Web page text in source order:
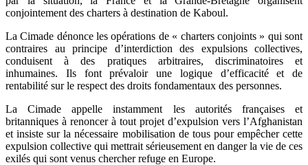
conjointement des charters à destination de Kaboul.
La Cimade dénonce les opérations de « charters conjoints » qui sont
contraires au principe d’interdiction des expulsions collectives,
conduisent à des pratiques arbitraires, discriminatoires et
inhumaines. Ils font prévaloir une logique d’efficacité et de
rentabilité sur le respect des droits fondamentaux des personnes.
La Cimade appelle instamment les autorités françaises et
britanniques à renoncer à tout projet d’expulsion vers l’Afghanistan
et insiste sur la nécessaire mobilisation de tous pour empêcher cette
expulsion collective qui mettrait sérieusement en danger la vie de ces
exilés qui sont venus chercher refuge en Europe.